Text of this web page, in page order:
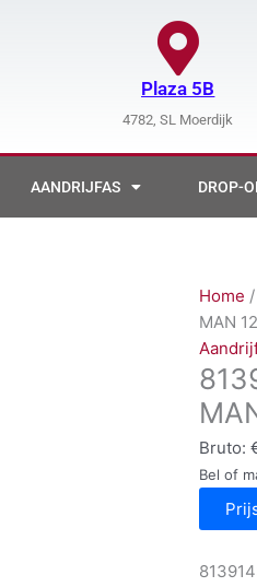
Plaza 5B
4782, SL Moerdijk
AANDRIJFAS DROP-
Home /
MAN
Bruto:
Bel of